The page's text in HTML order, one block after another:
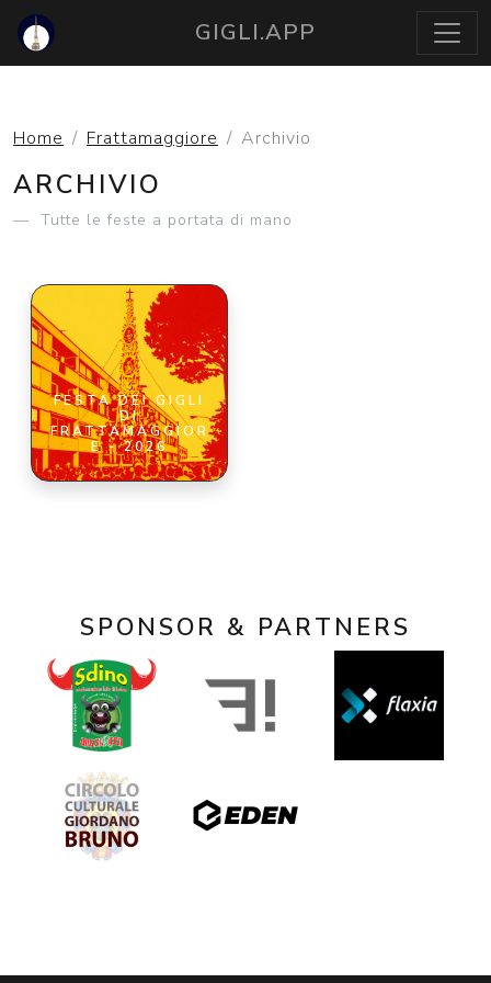
GIGLI.APP
Home Frattamaggiore Archivio
ARCHIVIO
Tutte le feste a portata di mano
FESTA DEI GIGLI
DI
FRATTAMAGGIOR
E - 2026
SPONSOR & PARTNERS